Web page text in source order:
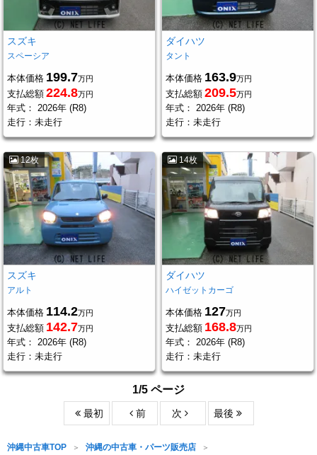
スズキ
スペーシア
本体価格 199.7万円
支払総額 224.8万円
年式：
2026年 (R8)
走行：未走行
ダイハツ
タント
本体価格 163.9万円
支払総額 209.5万円
年式：
2026年 (R8)
走行：未走行
12枚
スズキ
アルト
本体価格 114.2万円
支払総額 142.7万円
年式： 2026年 (R8)
走行：未走行
14枚
ダイハツ
ハイゼットカーゴ
本体価格 127万円
支払総額 168.8万円
年式： 2026年 (R8)
走行：未走行
1/5 ページ
最初 前 次 最後
沖縄中古車TOP
沖縄の中古車・パーツ販売店